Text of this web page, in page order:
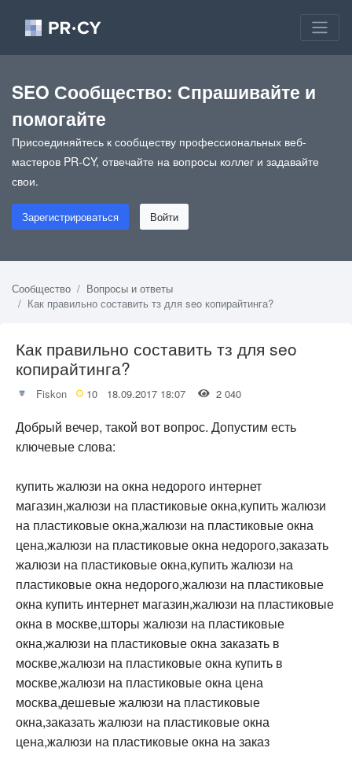
SEO Сообщество: Спрашивайте и
помогайте
Присоединяйтесь к сообществу профессиональных веб-
мастеров PR-CY, отвечайте на вопросы коллег и задавайте
свои.
Зарегистрироваться Войти
Сообщество
Вопросы и ответы
Как правильно составить тз для seo копирайтинга?
Как правильно составить тз для seo
копирайтинга?
Fiskon 10 18.09.2017 18:07 2 040
Добрый вечер, такой вот вопрос. Допустим есть
ключевые слова:
купить жалюзи на окна недорого интернет
магазин,жалюзи на пластиковые окна,купить жалюзи
на пластиковые окна,жалюзи на пластиковые окна
цена,жалюзи на пластиковые окна недорого,заказать
жалюзи на пластиковые окна,купить жалюзи на
пластиковые окна недорого,жалюзи на пластиковые
окна купить интернет магазин,жалюзи на пластиковые
окна в москве,шторы жалюзи на пластиковые
окна,жалюзи на пластиковые окна заказать в
москве,жалюзи на пластиковые окна купить в
москве,жалюзи на пластиковые окна цена
москва,дешевые жалюзи на пластиковые
окна,заказать жалюзи на пластиковые окна
цена,жалюзи на пластиковые окна на заказ